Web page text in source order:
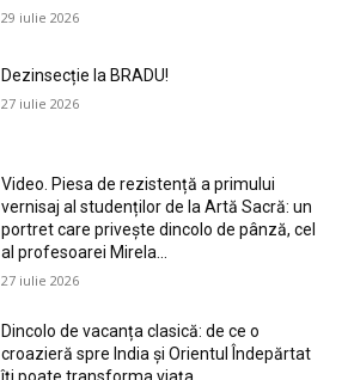
29 iulie 2026
Dezinsecție la BRADU!
27 iulie 2026
Video. Piesa de rezistență a primului
vernisaj al studenților de la Artă Sacră: un
portret care privește dincolo de pânză, cel
al profesoarei Mirela...
27 iulie 2026
Dincolo de vacanța clasică: de ce o
croazieră spre India și Orientul Îndepărtat